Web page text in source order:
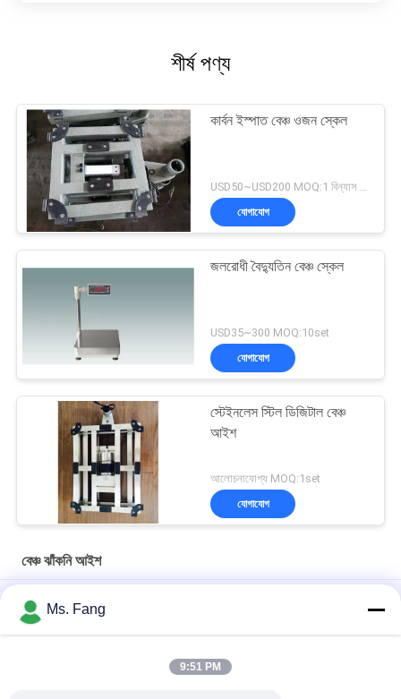
শীর্ষ পণ্য
কার্বন ইস্পাত বেঞ্চ ওজন স্কেল
USD50~USD200 MOQ:1 বিন্যাস করুন
যোগাযোগ
জলরোধী বৈদ্যুতিন বেঞ্চ স্কেল
USD35~300 MOQ:10set
যোগাযোগ
স্টেইনলেস স্টিল ডিজিটাল বেঞ্চ
আইশ
আলোচনাযোগ্য MOQ:1set
যোগাযোগ
বেঞ্চ ঝাঁকনি আইশ
300x400মিমি 150 কেজি স্টেইনলেস স্টিল ডিজিটাল বেঞ্চ স্কেল, ইলেক্ট্রনিক প্ল্যাটফর্ম
ওজন সহMs. Fang
9:51 PM